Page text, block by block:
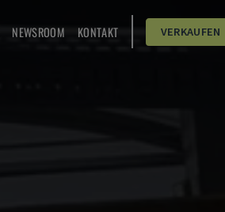
NEWSROOM KONTAKT VERKAUFEN